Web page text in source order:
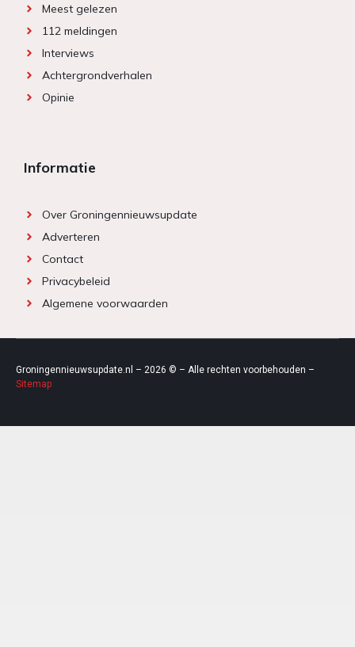
Meest gelezen
112 meldingen
Interviews
Achtergrondverhalen
Opinie
Informatie
Over Groningennieuwsupdate
Adverteren
Contact
Privacybeleid
Algemene voorwaarden
Groningennieuwsupdate.nl – 2026 © – Alle rechten voorbehouden –
Sitemap